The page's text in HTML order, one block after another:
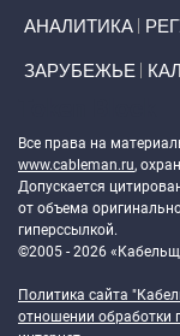
АНАЛИТИКА
ЗАРУБЕЖЬЕ
Все права на
www.cableman.ru,
Допускается
от объема
гиперссылкой.
©2005 - 2026
Политика сайта
отношении обработки